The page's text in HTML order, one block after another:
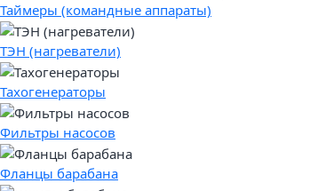
Таймеры (командные аппараты)
ТЭН (нагреватели)
Тахогенераторы
Фильтры насосов
Фланцы барабана